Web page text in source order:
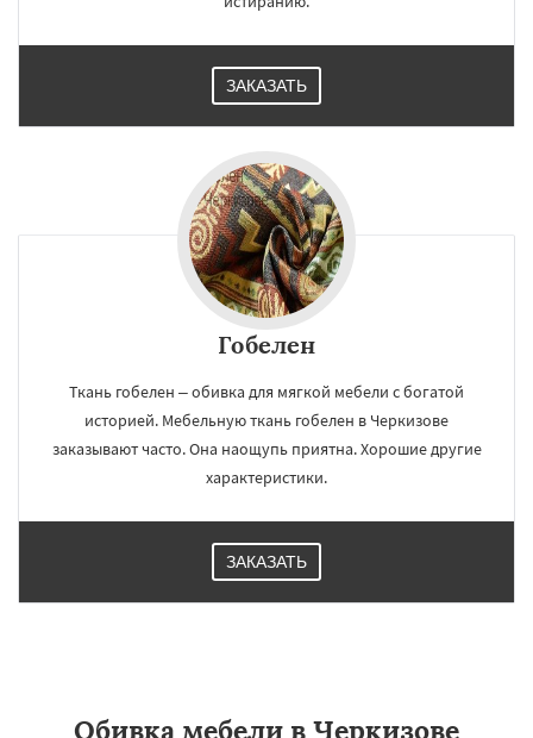
ЗАКАЗАТЬ
Гобелен
Ткань гобелен – обивка для мягкой мебели с богатой
историей. Мебельную ткань гобелен в Черкизове
заказывают часто. Она наощупь приятна. Хорошие другие
характеристики.
ЗАКАЗАТЬ
Обивка мебели в Черкизове